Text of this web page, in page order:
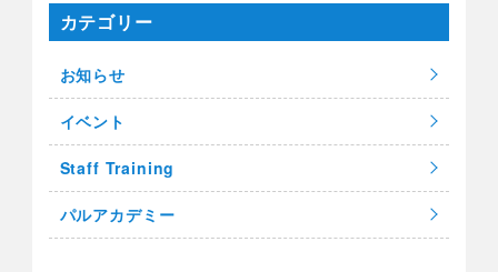
カテゴリー
お知らせ
イベント
Staff Training
パルアカデミー